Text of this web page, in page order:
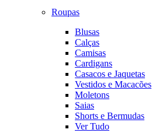
Roupas
Blusas
Calças
Camisas
Cardigans
Casacos e Jaquetas
Vestidos e Macacões
Moletons
Saias
Shorts e Bermudas
Ver Tudo